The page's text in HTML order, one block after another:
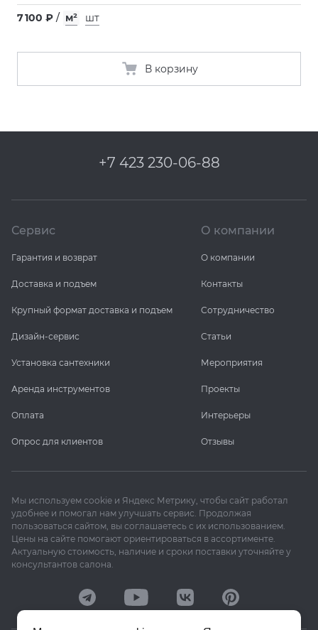
7 100 ₽ / м² шт
В корзину
+7 423 230-06-88
Сервис
Гарантия и возврат
Доставка и подъем
Крупный формат доставка и подъем
Дизайн-сервис
Установка сантехники
Аренда инструментов
Оплата
Опрос для клиентов
О компании
О компании
Контакты
Сотрудничество
Статьи
Мероприятия
Проекты
Интерьеры
Отзывы
Мы используем cookie и Яндекс Метрику, чтобы сайт работал
удобнее и помогал нам улучшать сервис. Продолжая
пользоваться сайтом, вы соглашаетесь с их использованием.
Цены на сайте помогают ориентироваться в ассортименте.
Актуальную стоимость, наличие и сроки поставки уточняйте у
консультантов салона.